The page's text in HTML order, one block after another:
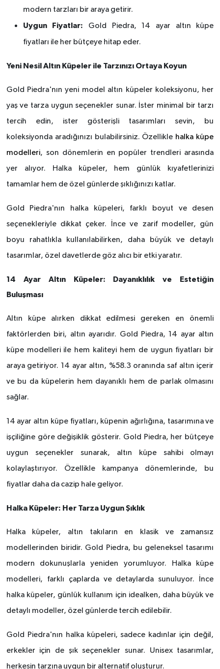
modern tarzları bir araya getirir.
Uygun Fiyatlar: Gold Piedra, 14 ayar altın küpe
fiyatları ile her bütçeye hitap eder.
Yeni Nesil Altın Küpeler ile Tarzınızı Ortaya Koyun
Gold Piedra'nın yeni model altın küpeler koleksiyonu, her
yaş ve tarza uygun seçenekler sunar. İster minimal bir tarzı
tercih edin, ister gösterişli tasarımları sevin, bu
koleksiyonda aradığınızı bulabilirsiniz. Özellikle halka küpe
modelleri, son dönemlerin en popüler trendleri arasında
yer alıyor. Halka küpeler, hem günlük kıyafetlerinizi
tamamlar hem de özel günlerde şıklığınızı katlar.
Gold Piedra'nın halka küpeleri, farklı boyut ve desen
seçenekleriyle dikkat çeker. İnce ve zarif modeller, gün
boyu rahatlıkla kullanılabilirken, daha büyük ve detaylı
tasarımlar, özel davetlerde göz alıcı bir etki yaratır.
14 Ayar Altın Küpeler: Dayanıklılık ve Estetiğin
Buluşması
Altın küpe alırken dikkat edilmesi gereken en önemli
faktörlerden biri, altın ayarıdır. Gold Piedra, 14 ayar altın
küpe modelleri ile hem kaliteyi hem de uygun fiyatları bir
araya getiriyor. 14 ayar altın, %58.3 oranında saf altın içerir
ve bu da küpelerin hem dayanıklı hem de parlak olmasını
sağlar.
14 ayar altın küpe fiyatları, küpenin ağırlığına, tasarımına ve
işçiliğine göre değişiklik gösterir. Gold Piedra, her bütçeye
uygun seçenekler sunarak, altın küpe sahibi olmayı
kolaylaştırıyor. Özellikle kampanya dönemlerinde, bu
fiyatlar daha da cazip hale geliyor.
Halka Küpeler: Her Tarza Uygun Şıklık
Halka küpeler, altın takıların en klasik ve zamansız
modellerinden biridir. Gold Piedra, bu geleneksel tasarımı
modern dokunuşlarla yeniden yorumluyor. Halka küpe
modelleri, farklı çaplarda ve detaylarda sunuluyor. İnce
halka küpeler, günlük kullanım için idealken, daha büyük ve
detaylı modeller, özel günlerde tercih edilebilir.
Gold Piedra'nın halka küpeleri, sadece kadınlar için değil,
erkekler için de şık seçenekler sunar. Unisex tasarımlar,
herkesin tarzına uygun bir alternatif oluşturur.